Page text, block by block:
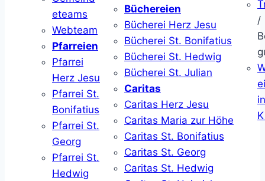
eteams
Webteam
Pfarreien
Pfarrei
Herz Jesu
Pfarrei St.
Bonifatius
Pfarrei St.
Georg
Pfarrei St.
Hedwig
Büchereien
Bücherei Herz Jesu
Bücherei St. Bonifatius
Bücherei St. Hedwig
Bücherei St. Julian
Caritas
Caritas Herz Jesu
Caritas Maria zur Höhe
Caritas St. Bonifatius
Caritas St. Georg
Caritas St. Hedwig
/